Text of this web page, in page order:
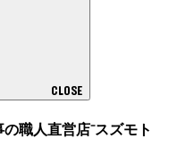
CLOSE
職人直営店⁻スズモト